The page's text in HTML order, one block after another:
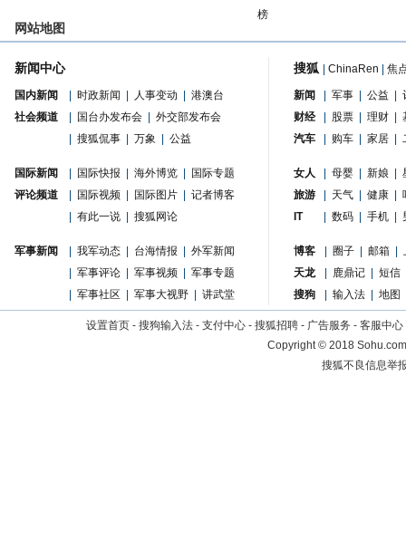
榜
网站地图
新闻中心
国内新闻 时政新闻 人事变动
港澳台
国台办发布会 外交部发布会
社会频道
搜狐侃事 万象 公益
国际新闻 国际快报 海外博览
国际专题
国际视频 国际图片 记者博客
评论频道
有此一说 搜狐网论
军事新闻 我军动态 台海情报
外军新闻
军事评论 军事视频
军事专题
军事社区 军事大视野 讲武堂
搜狐 ChinaRen 焦
新闻 军事 公益
财经
股票 理财
汽车
购车 家居
女人 母婴 新娘
旅游
天气 健康
IT
数码 手机
博客 圈子 邮箱
天龙
鹿鼎记
短信
搜狗
输入法 地图
设置首页 - 搜狗输入法 - 支付中心 - 搜狐招聘 - 广告服务 - 客服中心
Copyright©2018
搜狐不良信息举